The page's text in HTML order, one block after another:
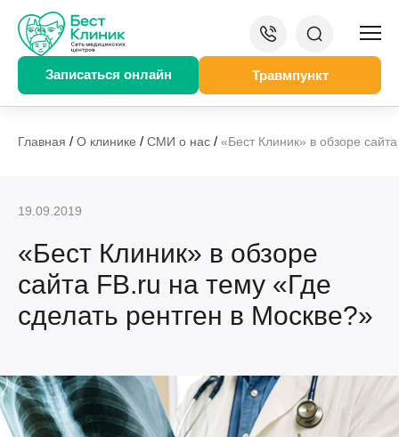
Записаться онлайн Травмпункт
Главная / О клинике / СМИ о нас / «Бест Клиник» в обзоре
19.09.2019
«Бест Клиник» в обзоре
сайта FB.ru на тему «Где
сделать рентген в Москве?»